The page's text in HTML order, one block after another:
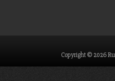
Copyright © 2026